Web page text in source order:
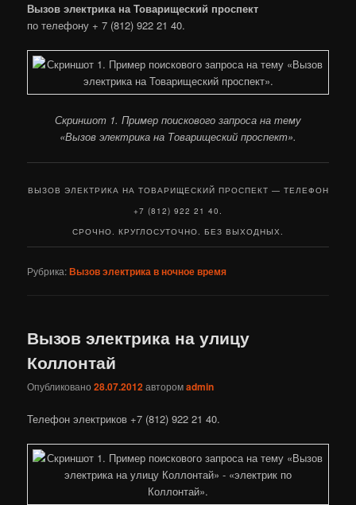
Вызов электрика на Товарищеский проспект
по телефону + 7 (812) 922 21 40.
Скриншот 1. Пример поискового запроса на тему
«Вызов электрика на Товарищеский проспект».
ВЫЗОВ ЭЛЕКТРИКА НА ТОВАРИЩЕСКИЙ ПРОСПЕКТ — ТЕЛЕФОН
+7 (812) 922 21 40.
СРОЧНО. КРУГЛОСУТОЧНО. БЕЗ ВЫХОДНЫХ.
Рубрика:Вызов электрика в ночное время
Вызов электрика на улицу
Коллонтай
Опубликовано28.07.2012авторомadmin
Телефон электриков +7 (812) 922 21 40.